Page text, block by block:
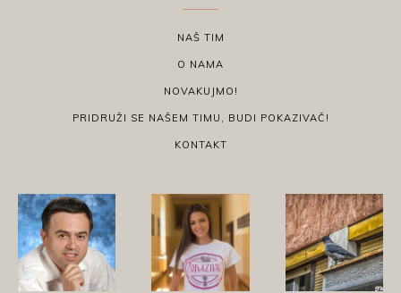
NAŠ TIM
O NAMA
NOVAKUJMO!
PRIDRUŽI SE NAŠEM TIMU, BUDI POKAZIVAČ!
KONTAKT